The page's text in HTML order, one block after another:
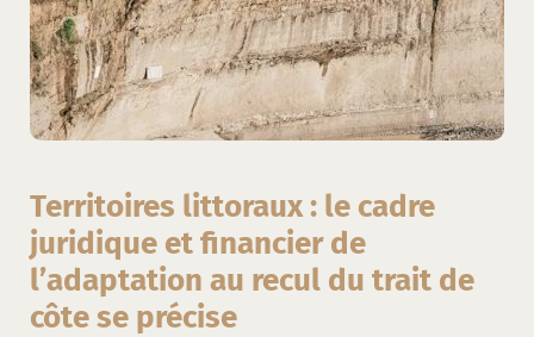
Territoires littoraux : le cadre
juridique et financier de
l’adaptation au recul du trait de
côte se précise